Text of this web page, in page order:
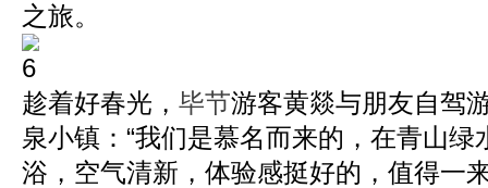
之旅。
趁着好春光， 毕节游客黄燚与朋友自驾
泉小镇：“我们是慕名而来的，在青山绿
浴，空气清新，体验感挺好的，值得一